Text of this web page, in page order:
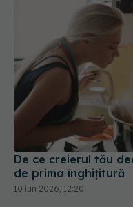
De ce creierul tău
de prima înghițitură
10 iun 2026, 12:20